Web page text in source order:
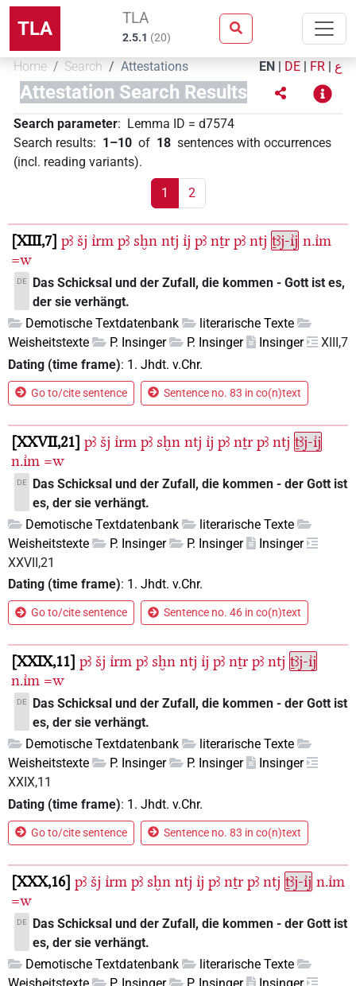
TLA TLA
2.5.1 (20)
Home Search Attestations EN | DE | FR | ع
Attestation Search Results
Search parameter: Lemma ID = d7574
Search results: 1–10 of 18 sentences with occurrences
(incl. reading variants).
1 2
XIII,7 pꜣ šj ı͗rm pꜣ sḫn ntj ı͗j pꜣ nṯr pꜣ ntj ṯꜣj-ı͗j n.ı͗m
=w
DE
Das Schicksal und der Zufall, die kommen - Gott ist es,
der sie verhängt.
Demotische Textdatenbank
literarische Texte
Weisheitstexte
P. Insinger P. Insinger Insinger
XIII,7
Dating (time frame): 1. Jhdt. v.Chr.
Go to/cite sentence Sentence no. 83 in co(n)text
XXVII,21 pꜣ šj ı͗rm pꜣ sḫn ntj ı͗j pꜣ nṯr pꜣ ntj ṯꜣj-ı͗j
n.ı͗m =w
DE
Das Schicksal und der Zufall, die kommen - der Gott ist
es, der sie verhängt.
Demotische Textdatenbank
literarische Texte
Weisheitstexte
P. Insinger P. Insinger
Insinger
XXVII,21
Dating (time frame): 1. Jhdt. v.Chr.
Go to/cite sentence Sentence no. 46 in co(n)text
XXIX,11 pꜣ šj ı͗rm pꜣ sḫn ntj ı͗j pꜣ nṯr pꜣ ntj ṯꜣj-ı͗j
n.ı͗m =w
DE
Das Schicksal und der Zufall, die kommen - der Gott ist
es, der sie verhängt.
Demotische Textdatenbank
literarische Texte
Weisheitstexte
P. Insinger P. Insinger
Insinger
XXIX,11
Dating (time frame): 1. Jhdt. v.Chr.
Go to/cite sentence Sentence no. 83 in co(n)text
XXX,16 pꜣ šj ı͗rm pꜣ sḫn ntj ı͗j pꜣ nṯr pꜣ ntj ṯꜣj-ı͗j n.ı͗m
=w
DE
Das Schicksal und der Zufall, die kommen - der Gott ist
es, der sie verhängt.
Demotische Textdatenbank
literarische Texte